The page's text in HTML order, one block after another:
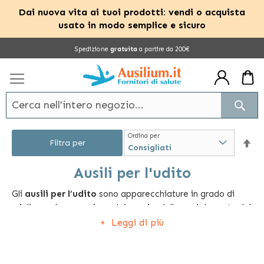
Dai nuova vita ai tuoi prodotti: vendi o acquista
usato in modo semplice e sicuro
Spedizione gratuita a partire da 200€
Ausili per l'udito
Gli ausili per l’udito sono apparecchiature in grado di
migliorare la percezione dei suoni e delle voci da parte del
soggetto che ha difficoltà uditive, avendo la relativa
Leggi di più
Ordina per
Filtra per